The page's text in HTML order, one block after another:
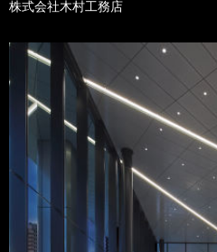
株式会社木村工務店